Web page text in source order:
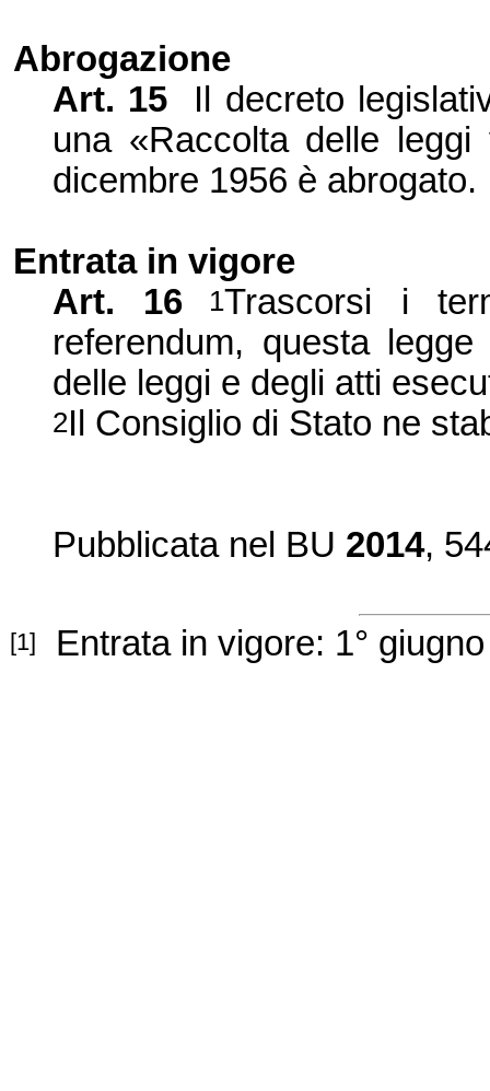
Abrogazione
Art. 15
Il decreto
una «Raccolta delle
dicembre 1956 è abrogato.
Entrata in vigore
Art. 16
1Trascorsi i
referendum, questa
delle leggi e degli atti
2Il Consiglio di Stato ne
Pubblicatanel BU 2014,
[1] Entrata in vigore: 1°